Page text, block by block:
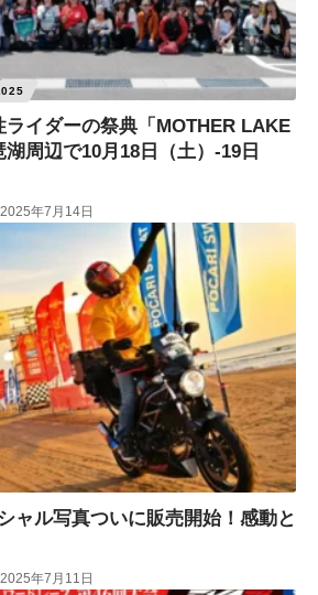
イダーの祭典「MOTHER LAKE
湖周辺で10月18日（土）-19日
2025年7月14日
ャル写真ついに販売開始！感動と
2025年7月11日